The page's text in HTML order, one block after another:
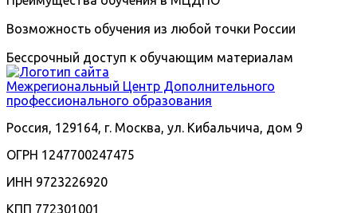
Возможность обучения из любой точки России
Бессрочный доступ к обучающим материалам
Межрегиональный Центр Дополнительного
профессионального образования
Россия, 129164, г. Москва, ул. Кибальчича, дом 9
ОГРН 1247700247475
ИНН 9723226920
КПП 772301001